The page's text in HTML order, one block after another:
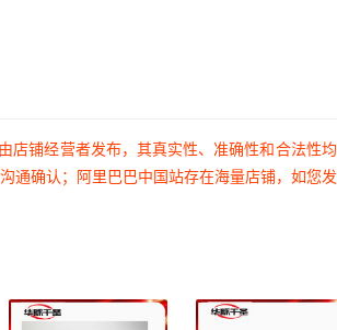
店铺经营者发布，其真实性、准确性和合法性
通确认；阿里巴巴中国站存在海量店铺，如您